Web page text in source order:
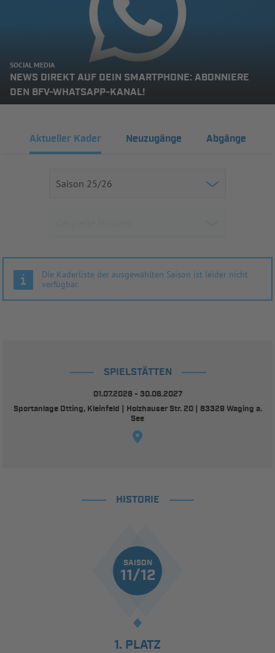
SOCIAL MEDIA
NEWS DIREKT AUF DEIN SMARTPHONE: ABONNIERE
DEN BFV-WHATSAPP-KANAL!
Aktueller Kader Neuzugänge Abgänge
Die Kaderliste der ausgewählten Saison ist leider nicht
verfügbar.
SPIELSTÄTTEN
01.07.2026 - 30.06.2027
Sportanlage Otting, Kleinfeld | Holzhauser Str. 20 | 83329 Waging a.
See
HISTORIE
SAISON
11/12
1. PLATZ